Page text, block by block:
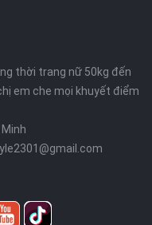
thời trang nữ 50kg đến
em che mọi khuyết điểm